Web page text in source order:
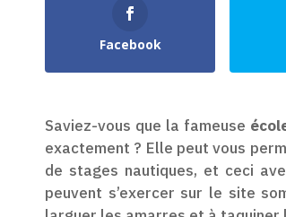
Facebook
Saviez-vous que la fameuse
exactement ? Elle peut vous
de stages nautiques, et ceci
peuvent s’exercer sur le site